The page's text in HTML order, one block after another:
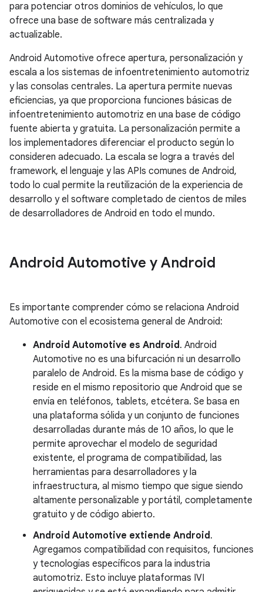
para potenciar otros dominios de vehículos, lo que
ofrece una base de software más centralizada y
actualizable.
Android Automotive ofrece apertura, personalización y
escala a los sistemas de infoentretenimiento automotriz
y las consolas centrales. La apertura permite nuevas
eficiencias, ya que proporciona funciones básicas de
infoentretenimiento automotriz en una base de código
fuente abierta y gratuita. La personalización permite a
los implementadores diferenciar el producto según lo
consideren adecuado. La escala se logra a través del
framework, el lenguaje y las APIs comunes de Android,
todo lo cual permite la reutilización de la experiencia de
desarrollo y el software completado de cientos de miles
de desarrolladores de Android en todo el mundo.
Android Automotive y Android
Es importante comprender cómo se relaciona Android
Automotive con el ecosistema general de Android:
Android Automotive es Android. Android
Automotive no es una bifurcación ni un desarrollo
paralelo de Android. Es la misma base de código y
reside en el mismo repositorio que Android que se
envía en teléfonos, tablets, etcétera. Se basa en
una plataforma sólida y un conjunto de funciones
desarrolladas durante más de 10 años, lo que le
permite aprovechar el modelo de seguridad
existente, el programa de compatibilidad, las
herramientas para desarrolladores y la
infraestructura, al mismo tiempo que sigue siendo
altamente personalizable y portátil, completamente
gratuito y de código abierto.
Android Automotive extiende Android.
Agregamos compatibilidad con requisitos, funciones
y tecnologías específicos para la industria
automotriz. Esto incluye plataformas IVI